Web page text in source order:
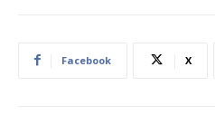
Facebook X